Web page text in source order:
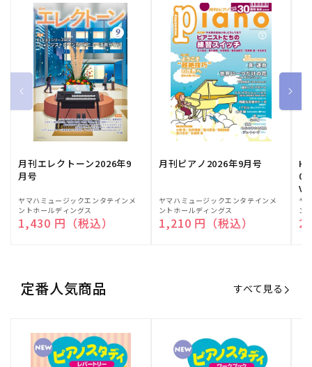
月刊エレクトーン2026年9
月号
販
売
元:
ヤマハミュージックエンタテインメ
ントホールディングス
通常価格
1,430 円（税込）
月刊ピアノ2026年9月号
販
売
元:
ヤマハミュージックエンタテインメ
ントホールディングス
通常価格
1,210 円（税込）
販
売
元:
ヤ
ン
定番人気商品 すべて見る